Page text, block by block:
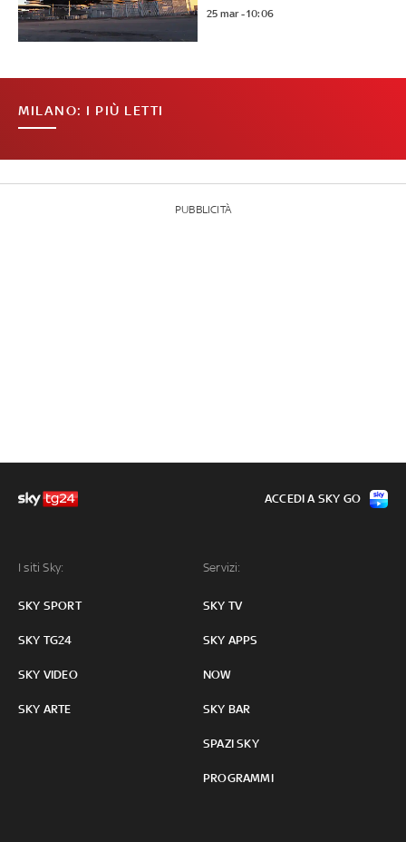
25 mar - 10:06
MILANO: I PIÙ LETTI
PUBBLICITÀ
I siti Sky:
SKY SPORT
SKY TG24
SKY VIDEO
SKY ARTE
Servizi:
SKY TV
SKY APPS
NOW
SKY BAR
SPAZI SKY
PROGRAMMI
ACCEDI A SKY GO